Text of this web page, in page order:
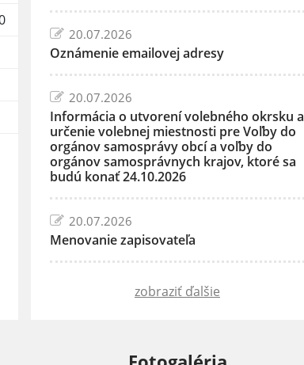
20.07.2026
Oznámenie emailovej adresy
20.07.2026
Informácia o utvorení volebného okrsku a
určenie volebnej miestnosti pre Voľby do
orgánov samosprávy obcí a voľby do
orgánov samosprávnych krajov, ktoré sa
budú konať 24.10.2026
20.07.2026
Menovanie zapisovateľa
zobraziť ďalšie